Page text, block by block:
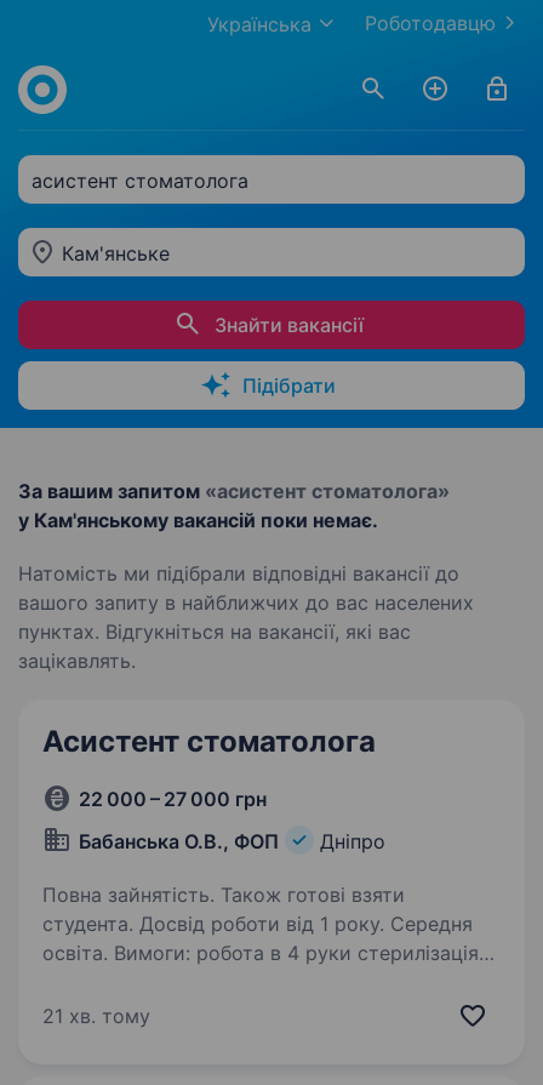
Роботодавцю
Українська
асистент стоматолога
Кам'янське
Знайти вакансії
Підібрати
За вашим запитом «асистент стоматолога»
у Кам'янському вакансій поки немає.
Натомість ми підібрали відповідні вакансії до
вашого запиту в найближчих до вас населених
пунктах. Відгукніться на вакансії, які вас
зацікавлять.
Асистент стоматолога
22 000 – 27 000 грн
Бабанська О.В., ФОП
Дніпро
Повна зайнятість. Також готові взяти
студента. Досвід роботи від 1 року. Середня
освіта. Вимоги: робота в 4 руки стерилізація
роботи: повна зайнятість Обов’язки:
21 хв. тому